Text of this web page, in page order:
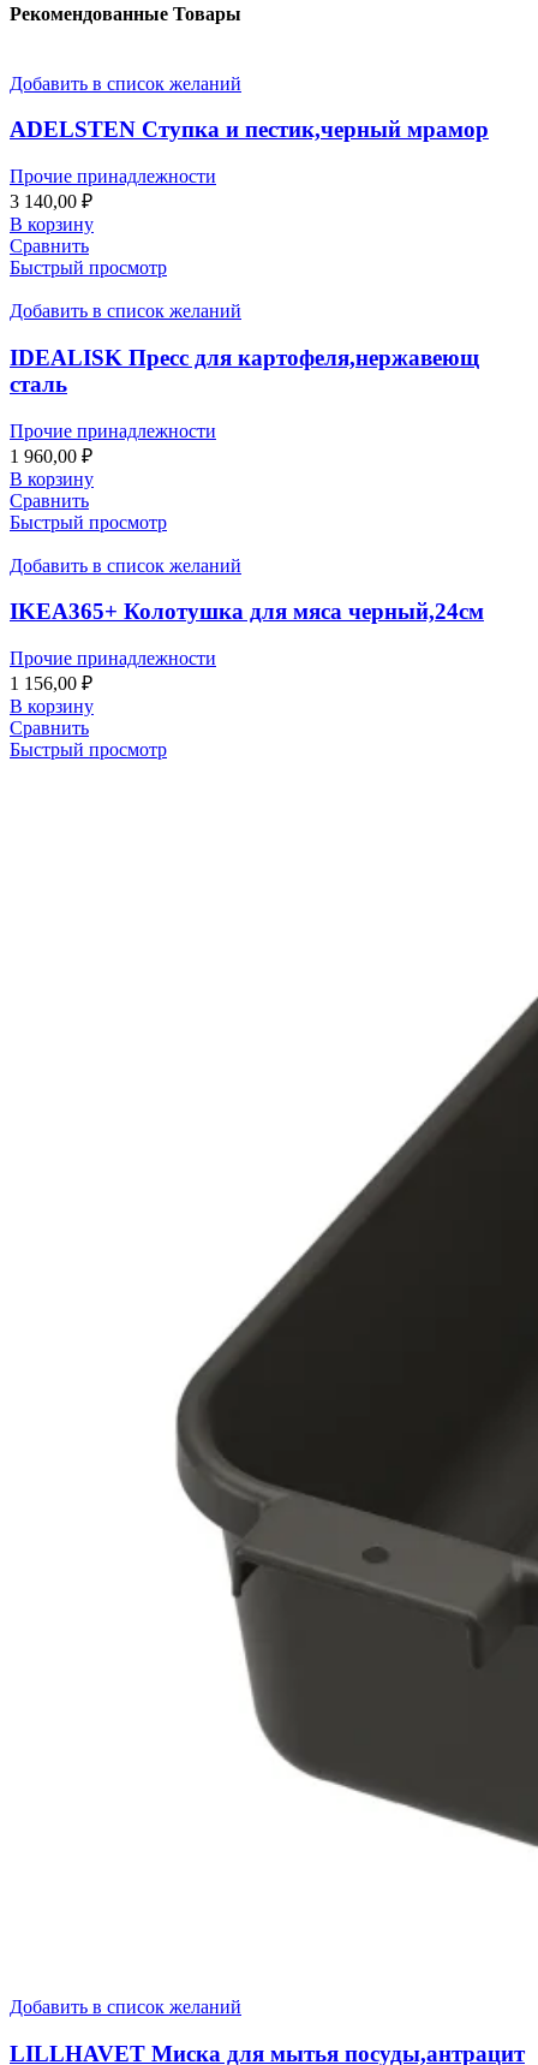
Рекомендованные Товары
Добавить в список желаний
ADELSTEN Ступка и пестик,черный мрамор
Прочие принадлежности
3 140,00 ₽
В корзину
Сравнить
Быстрый просмотр
Добавить в список желаний
IDEALISK Пресс для картофеля,нержавеющ
сталь
Прочие принадлежности
1 960,00 ₽
В корзину
Сравнить
Быстрый просмотр
Добавить в список желаний
IKEA365+ Колотушка для мяса черный,24см
Прочие принадлежности
1 156,00 ₽
В корзину
Сравнить
Быстрый просмотр
Добавить в список желаний
LILLHAVET Миска для мытья посуды,антрацит